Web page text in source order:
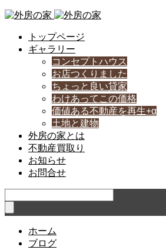
トップページ
ギャラリー
コンセプトハウス
お店つくりました
ちょっと良い貸家
わけあってこの価格
価値ある不動産を再生+α
土地と建物
外房の家とは
不動産買取り
お知らせ
お問合せ
ホーム
ブログ